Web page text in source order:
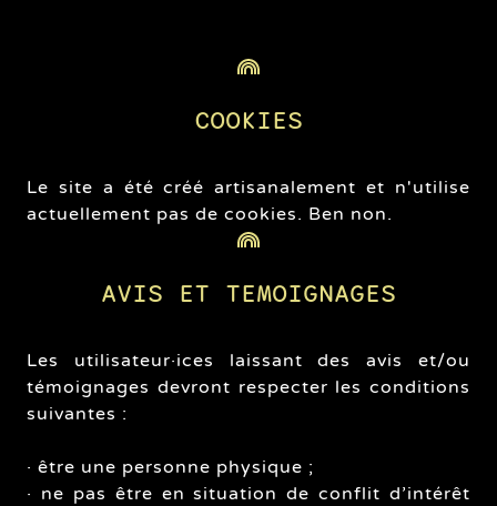
COOKIES
Le site a été créé artisanalement et n'utilise
actuellement pas de cookies. Ben non.
AVIS ET TEMOIGNAGES
Les utilisateur·ices laissant des avis et/ou
témoignages devront respecter les conditions
suivantes :
· être une personne physique ;
· ne pas être en situation de conflit d’intérêt